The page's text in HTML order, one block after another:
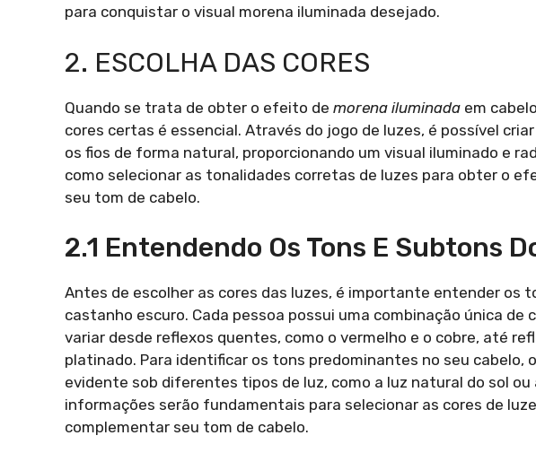
para conquistar o visual morena iluminada desejado.
2. ESCOLHA DAS CORES
Quando se trata de obter o efeito de morena iluminada em
cores certas é essencial. Através do jogo de luzes, é possível
os fios de forma natural, proporcionando um visual iluminado e
como selecionar as tonalidades corretas de luzes para obter o
seu tom de cabelo.
2.1 Entendendo Os Tons E Subtons
Antes de escolher as cores das luzes, é importante entender os
castanho escuro. Cada pessoa possui uma combinação única de
variar desde reflexos quentes, como o vermelho e o cobre, até
platinado. Para identificar os tons predominantes no seu cabelo,
evidente sob diferentes tipos de luz, como a luz natural do sol
informações serão fundamentais para selecionar as cores de
complementar seu tom de cabelo.